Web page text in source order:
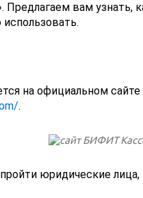
вам узнать,
на официальном
.
юридические